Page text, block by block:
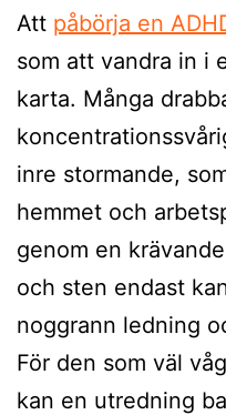
Att påbörja en
som att vandra in i
karta. Många
inre stormande,
hemmet och
genom en
och sten endast
noggrann ledning
För den som väl
kan en utredning